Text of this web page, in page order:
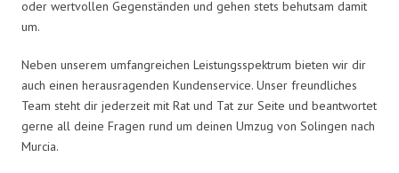
oder wertvollen Gegenständen und gehen stets behutsam damit
um.
Neben unserem umfangreichen Leistungsspektrum bieten wir dir
auch einen herausragenden Kundenservice. Unser freundliches
Team steht dir jederzeit mit Rat und Tat zur Seite und beantwortet
gerne all deine Fragen rund um deinen Umzug von Solingen nach
Murcia.